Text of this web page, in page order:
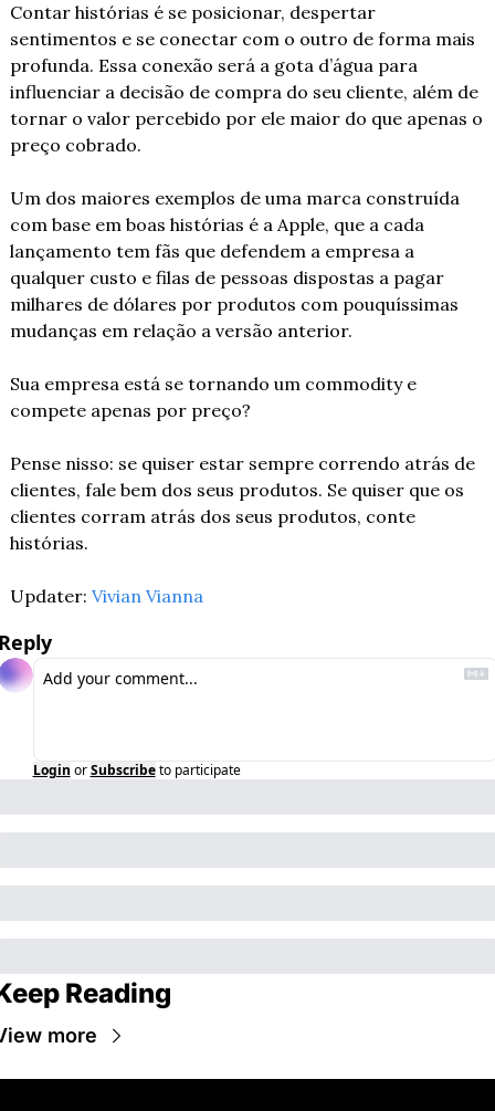
Contar histórias é se posicionar, despertar
sentimentos e se conectar com o outro de forma mais
profunda. Essa conexão será a gota d’água para
influenciar a decisão de compra do seu cliente, além de
tornar o valor percebido por ele maior do que apenas o
preço cobrado.
Um dos maiores exemplos de uma marca construída
com base em boas histórias é a Apple, que a cada
lançamento tem fãs que defendem a empresa a
qualquer custo e filas de pessoas dispostas a pagar
milhares de dólares por produtos com pouquíssimas
mudanças em relação a versão anterior.
Sua empresa está se tornando um commodity e
compete apenas por preço?
Pense nisso: se quiser estar sempre correndo atrás de
clientes, fale bem dos seus produtos. Se quiser que os
clientes corram atrás dos seus produtos, conte
histórias.
Updater: Vivian Vianna
Login or Subscribe to participate
Reading
more